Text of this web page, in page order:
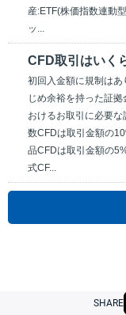
産:ETF(株価指数連動
ッ...
CFD取引はいく
初回入金額に規制は
じめ余裕を持った証
おけるお取引に必要
数CFDは取引金額の
品CFDは取引金額の
式CF...
SHARE